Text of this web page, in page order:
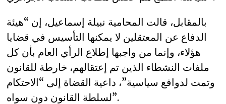
بالمقابل، قالت المحامية نبيلة إسماعيل، إن “هيئة
الدفاع عن المعتقلين لا يمكنها التأسيس في قضايا
هؤلاء، وإنما من واجبها إطلاع الرأي العام بأن كل
ملفات النشطاء الذين تم إعتقالهم، خارطة للقانون
وتمت لدوافع سياسية”، داعية القضاة إلى “الاحتكام
لسلطة القانون دون سواه”.